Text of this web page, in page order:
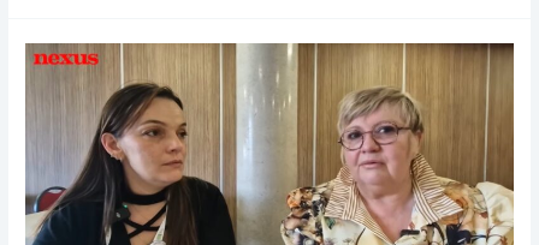
casier
judiciaire
département
américain
de
la